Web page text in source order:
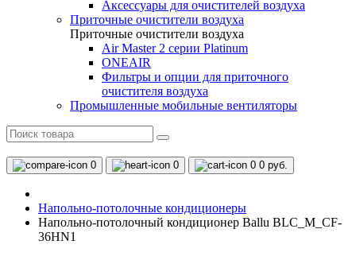
Аксессуары для очистителей воздуха
Приточные очистители воздуха
Приточные очистители воздуха
Air Master 2 серии Platinum
ONEAIR
Фильтры и опции для приточного
очистителя воздуха
Промышленные мобильные вентиляторы
0 0 0 0 руб.
Напольно-потолочные кондиционеры
Напольно-потолочный кондиционер Ballu BLC_M_CF-
36HN1